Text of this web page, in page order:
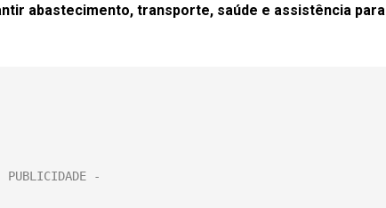
abastecimento, transporte, saúde e assistência para